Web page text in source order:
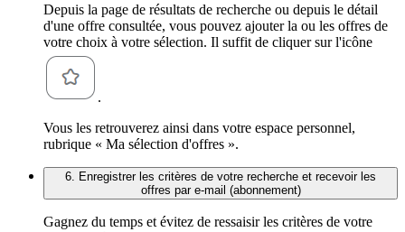
Depuis la page de résultats de recherche ou depuis le détail
d'une offre consultée, vous pouvez ajouter la ou les offres de
votre choix à votre sélection. Il suffit de cliquer sur l'icône
.
Vous les retrouverez ainsi dans votre espace personnel,
rubrique « Ma sélection d'offres ».
6. Enregistrer les critères de votre recherche et recevoir les
offres par e-mail (abonnement)
Gagnez du temps et évitez de ressaisir les critères de votre